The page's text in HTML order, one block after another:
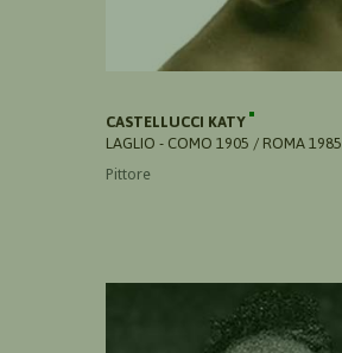
CASTELLUCCI KATY
LAGLIO - COMO 1905 / ROMA 1985
Pittore